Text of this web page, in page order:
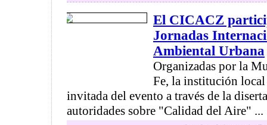
El CICACZ
Jornadas
Ambiental Urbana
Organizadas por la
Fe, la institución
invitada del evento a través de la
autoridades sobre "Calidad del Aire" ...